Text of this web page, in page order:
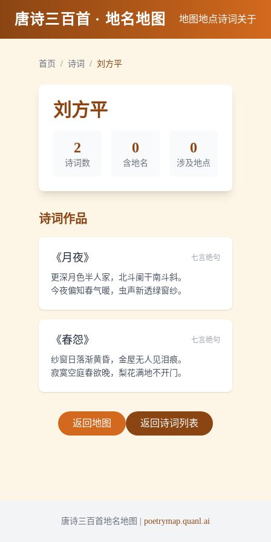
唐诗三百首 · 地名地图 地图地点诗词 关于
首页 / 诗词 / 刘方平
刘方平
2
诗词数
0
含地名
0
涉及地点
诗词作品
《月夜》 七言绝句
更深月色半人家，北斗阑干南斗斜。
今夜偏知春气暖，虫声新透绿窗纱。
《春怨》 七言绝句
纱窗日落渐黄昏，金屋无人见泪痕。
寂寞空庭春欲晚，梨花满地不开门。
返回地图 返回诗词列表
唐诗三百首地名地图 | poetrymap.quanl.ai